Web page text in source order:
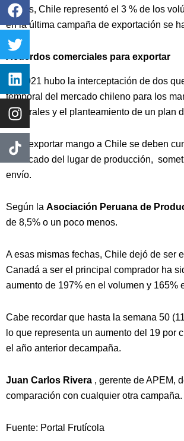
cuales, Chile representó el 3 % de los
en la última campaña de exportación se
Acuerdos comerciales para exportar
En 2021 hubo la interceptación de dos
temporal del mercado chileno para los
bilaterales y el planteamiento de un plan
Para exportar mango a Chile se deben
certificado del lugar de producción,
envío.
Según la Asociación Peruana de
de 8,5% o un poco menos.
A esas mismas fechas, Chile dejó de ser
Canadá a ser el principal comprador ha
aumento de 197% en el volumen y 165%
Cabe recordar que hasta la semana 50
lo que representa un aumento del 19
el año anterior decampaña.
Juan Carlos Rivera , gerente de APEM,
comparación con cualquier otra campaña.
Fuente: Portal Frutícola